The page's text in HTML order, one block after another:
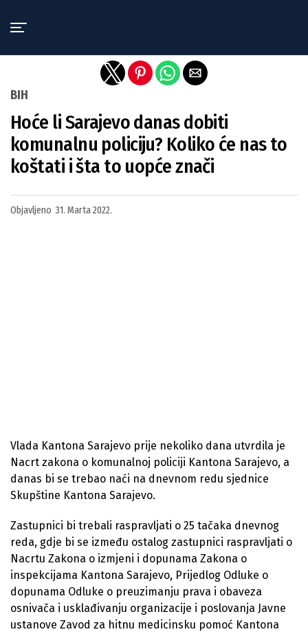
BIH
Hoće li Sarajevo danas dobiti
komunalnu policiju? Koliko će nas to
koštati i šta to uopće znači
Objavljeno 31. Marta 2022.
Vlada Kantona Sarajevo prije nekoliko dana utvrdila je
Nacrt zakona o komunalnoj policiji Kantona Sarajevo, a
danas bi se trebao naći na dnevnom redu sjednice
Skupštine Kantona Sarajevo.
Zastupnici bi trebali raspravljati o 25 tačaka dnevnog
reda, gdje bi se između ostalog zastupnici raspravljati o
Nacrtu Zakona o izmjeni i dopunama Zakona o
inspekcijama Kantona Sarajevo, Prijedlog Odluke o
dopunama Odluke o preuzimanju prava i obaveza
osnivača i usklađivanju organizacije i poslovanja Javne
ustanove Zavod za hitnu medicinsku pomoć Kantona